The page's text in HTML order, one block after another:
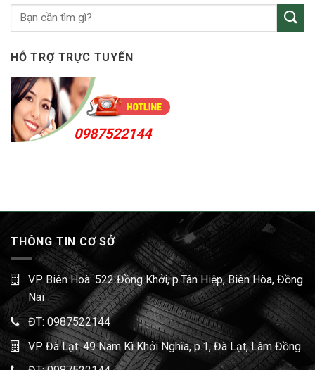
Sóng
HỖ TRỢ TRỰC TUYẾN
0987522144
THÔNG TIN CƠ SỞ
VP Biên Hoà: 522 Đồng Khởi, p.Tân Hiệp, Biên Hòa, Đồng
Nai
ĐT: 0987522144
VP Đà Lạt: 49 Nam Kì Khởi Nghĩa, p.1, Đà Lạt, Lâm Đồng